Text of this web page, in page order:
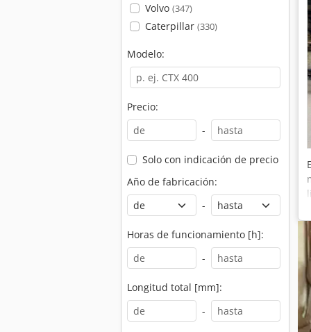
Volvo (347)
Caterpillar (330)
Modelo:
Precio:
-
Solo con indicación de precio
Año de fabricación:
-
Horas de funcionamiento [h]:
-
Longitud total [mm]:
-